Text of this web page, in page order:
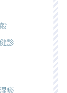
診
疹